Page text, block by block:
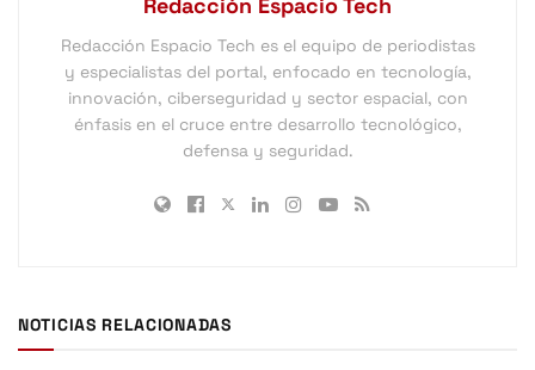
Redacción Espacio Tech
Redacción Espacio Tech es el equipo de periodistas
y especialistas del portal, enfocado en tecnología,
innovación, ciberseguridad y sector espacial, con
énfasis en el cruce entre desarrollo tecnológico,
defensa y seguridad.
NOTICIAS RELACIONADAS